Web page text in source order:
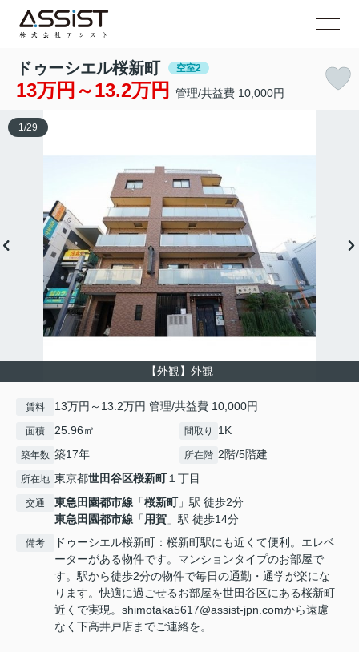
ドゥーシエル桜新町 空室2
13万円～13.2万円 管理/共益費 10,000円
【外観】外観
1 /29
賃料 13万円～13.2万円 管理/共益費 10,000円
面積 25.96㎡ 間取り 1K
築年数 築17年 所在階 2階/5階建
所在地 東京都世田谷区桜新町１丁目
交通 東急田園都市線 「桜新町」駅 徒歩2分
東急田園都市線 「用賀 」駅 徒歩14分
備考
ドゥーシエル桜新町：桜新町駅にも近くて便利。エレベ
ーターがある物件です。マンションタイプのお部屋で
す。駅から徒歩2分の物件で毎日の通勤・通学が楽にな
ります。快適に過ごせるお部屋を世田谷区にある桜新町
近くで実現。shimotaka5617@assist-jpn.comから遠慮
なく下高井戸店までご連絡を。